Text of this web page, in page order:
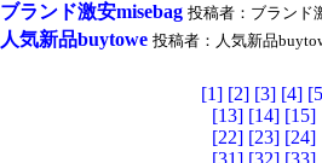
ブランド激安misebag 投稿者：ブランド
人気新品buytowe 投稿者：人気新品
[1] [2] [3] [4]
[13] [14] [15]
[22] [23] [24]
[31] [32] [33]